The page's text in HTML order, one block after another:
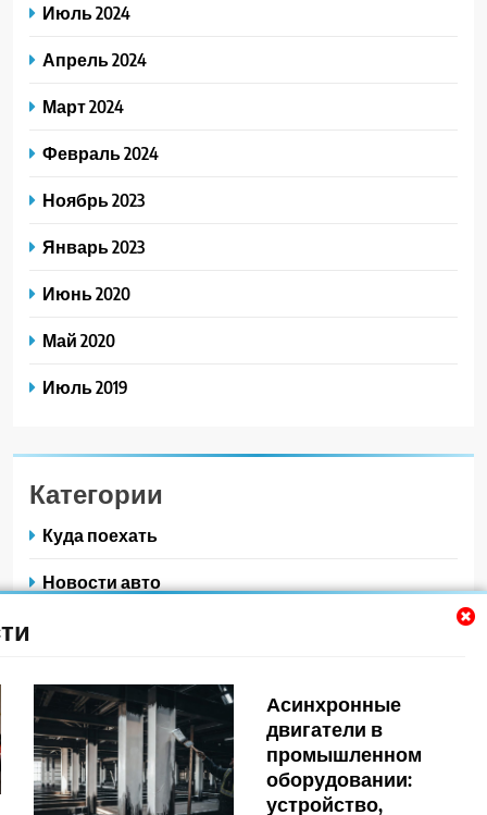
Асинхронные
двигатели в
промышленном
оборудовании:
устройство,
Июль 2024
Апрель 2024
Март 2024
Февраль 2024
Ноябрь 2023
Январь 2023
Июнь 2020
Май 2020
Июль 2019
Категории
Куда поехать
Новости авто
Советы автомобилистам
Техобслуживание своими руками